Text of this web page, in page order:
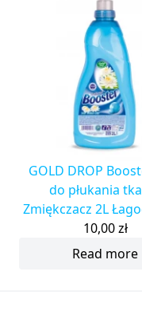
GOLD DROP
do płukania
Zmiękczacz 2L
10,00zł
Read more